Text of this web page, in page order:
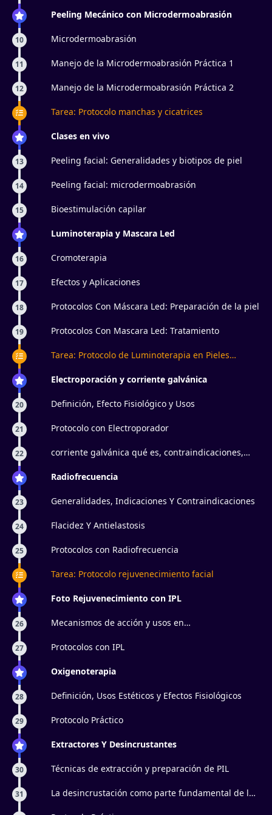
Peeling Mecánico con Microdermoabrasión
10 Microdermoabrasión
11 Manejo de la Microdermoabrasión Práctica 1
12 Manejo de la Microdermoabrasión Práctica 2
Tarea: Protocolo manchas y cicatrices
Clases en vivo
13 Peeling facial: Generalidades y biotipos de piel
14 Peeling facial: microdermoabrasión
15 Bioestimulación capilar
Luminoterapia y Mascara Led
16 Cromoterapia
17 Efectos y Aplicaciones
18 Protocolos Con Máscara Led: Preparación de la piel
19 Protocolos Con Mascara Led: Tratamiento
Tarea: Protocolo de Luminoterapia en Pieles
Electroporación y corriente galvánica
20 Definición, Efecto Fisiológico y Usos
21 Protocolo con Electroporador
22
corriente galvánica qué es, contraindicaciones,
Radiofrecuencia
23 Generalidades, Indicaciones Y Contraindicaciones
24 Flacidez Y Antielastosis
25 Protocolos con Radiofrecuencia
Tarea: Protocolo rejuvenecimiento facial
Foto Rejuvenecimiento con IPL
26
Mecanismos de acción y usos en
27 Protocolos con IPL
Oxigenoterapia
28 Definición, Usos Estéticos y Efectos Fisiológicos
29 Protocolo Práctico
Extractores Y Desincrustantes
30 Técnicas de extracción y preparación de PIL
31
La desincrustación como parte fundamental de la